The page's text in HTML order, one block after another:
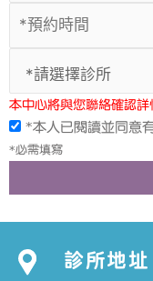
本中心將與您聯絡確認詳
*本人已閱讀並同意
*必需填寫
診所地址